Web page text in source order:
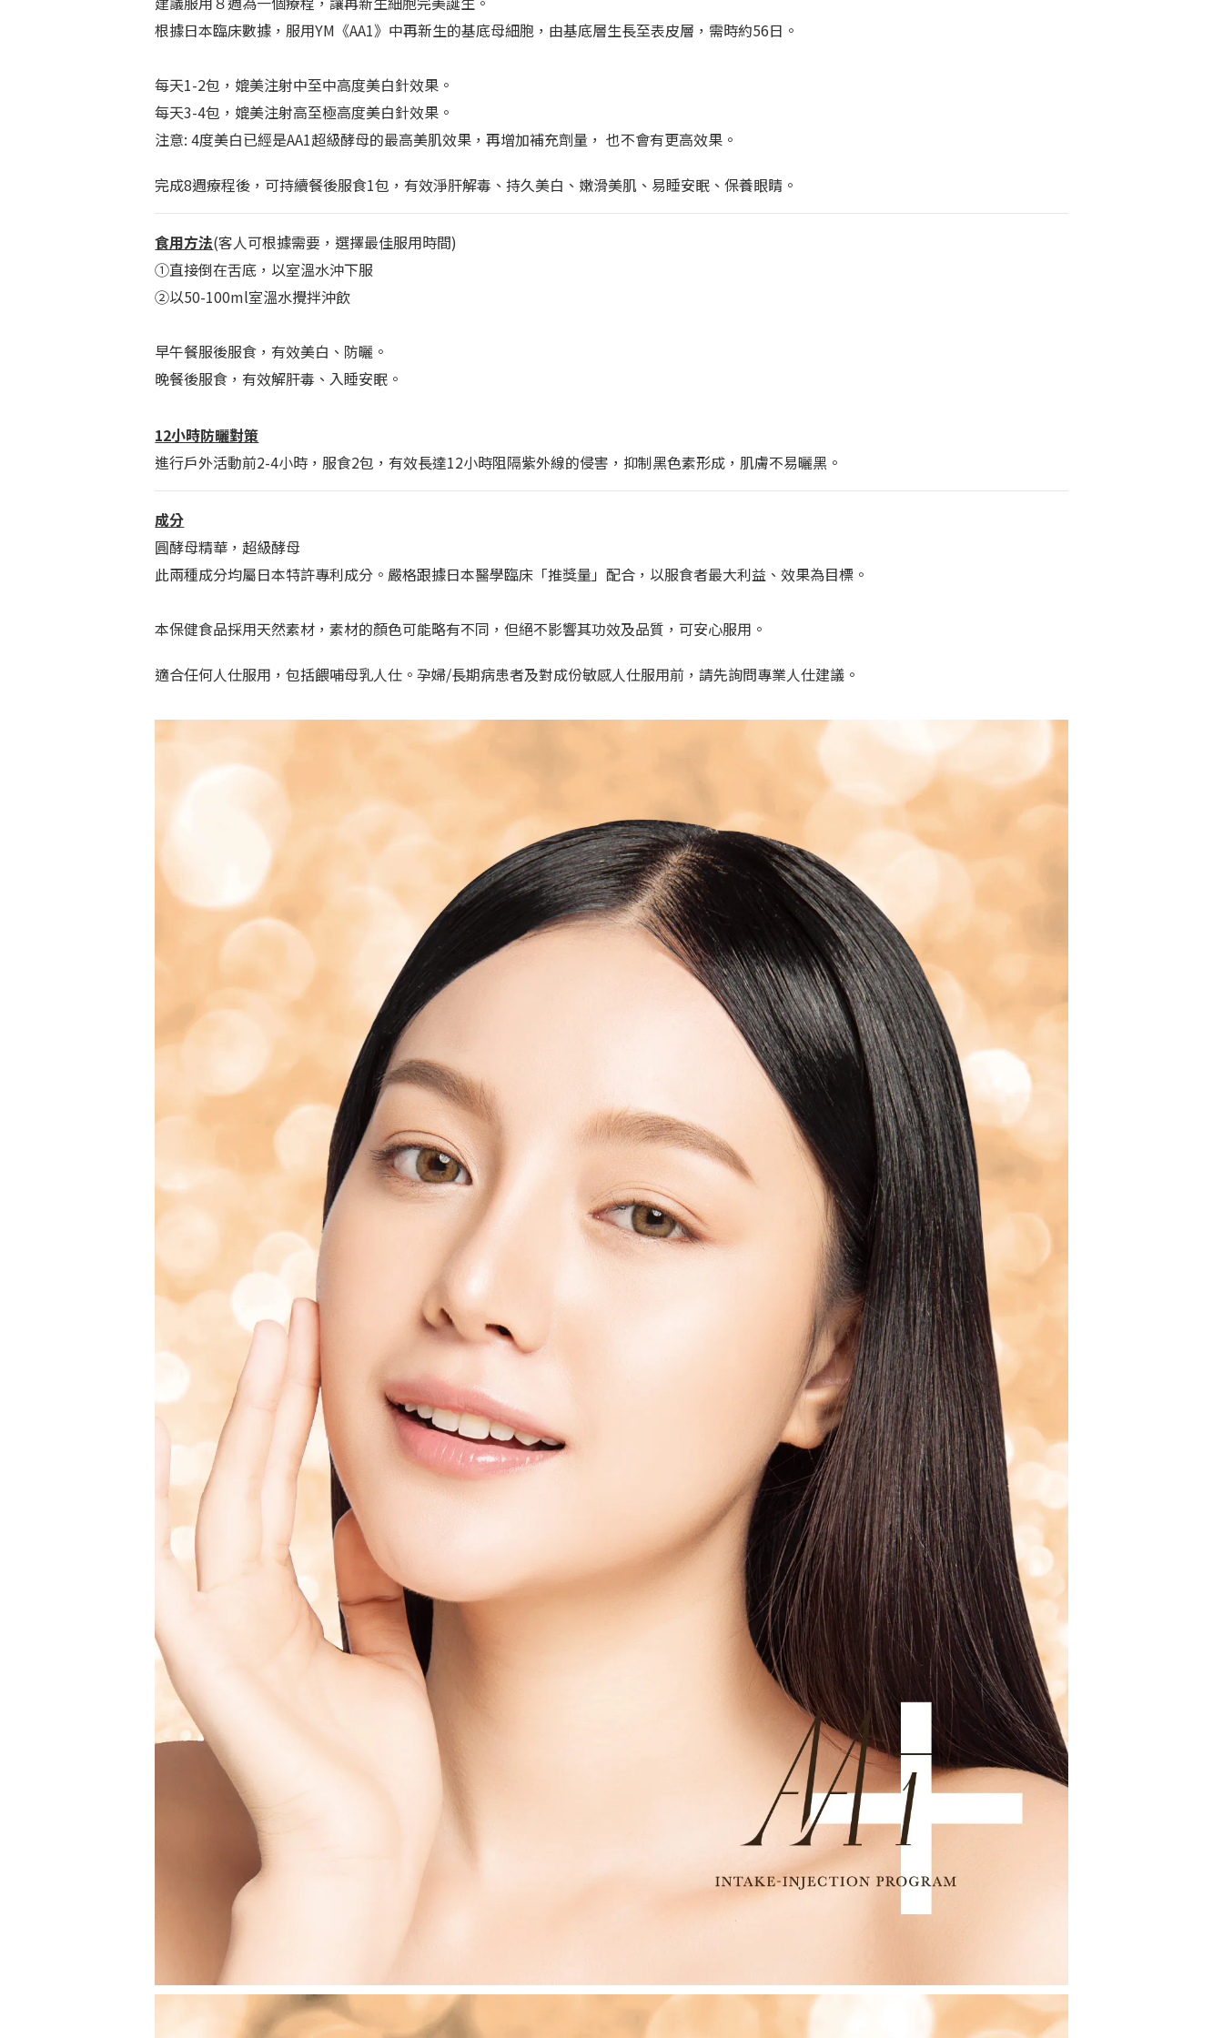
根據日本臨床數據，服用YM《AA1》中再新生的基底母細胞，由基底層生長至表皮層，需時約56日。
每天1-2包，媲美注射中至中高度美白針效果。
每天3-4包，媲美注射高至極高度美白針效果。
注意: 4度美白已經是AA1超級酵母的最高美肌效果，再增加補充劑量， 也不會有更高效果。
完成8週療程後，可持續餐後服食1包，有效淨肝解毒、持久美白、嫩滑美肌、易睡安眠、保養眼睛。
食用方法(客人可根據需要，選擇最佳服用時間)
①直接倒在舌底，以室溫水沖下服
②以50-100ml室溫水攪拌沖飲
早午餐服後服食，有效美白、防曬。
晚餐後服食，有效解肝毒、入睡安眠。
12小時防曬對策
進行戶外活動前2-4小時，服食2包，有效長達12小時阻隔紫外線的侵害，抑制黑色素形成，肌膚不易曬黑。
成分
圓酵母精華，超級酵母
此兩種成分均屬日本特許專利成分。嚴格跟據日本醫學臨床「推獎量」配合，以服食者最大利益、效果為目標。
本保健食品採用天然素材 ，素材的顏色可能略有不同 ，但絕不影響其功效及品質 ， 可安心服用。
適合任何人仕服用，包括餵哺母乳人仕。孕婦/長期病患者及對成份敏感人仕服用前，請先詢問專業人仕建議。